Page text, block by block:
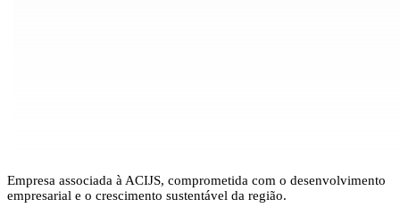
Empresa associada à ACIJS, comprometida com o desenvolvimento
empresarial e o crescimento sustentável da região.